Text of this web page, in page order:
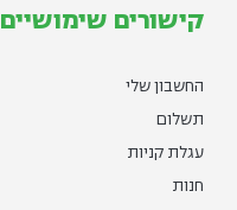
קישורים שימושיים
החשבון שלי
תשלום
עגלת קניות
חנות